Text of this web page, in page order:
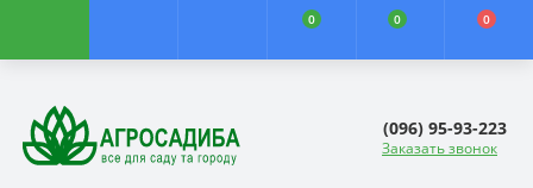
0 0 0
(096) 95-93-223
Заказать звонок